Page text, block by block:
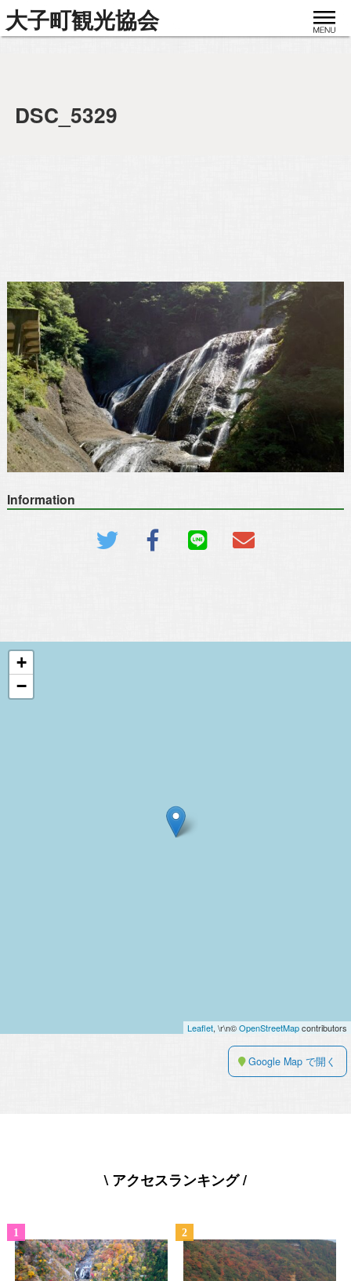
大子町観光協会 toggle
DSC_5329
Information
+
−
Leaflet, \r\n©OpenStreetMapcontributors
Google Map で開く
\ アクセスランキング /